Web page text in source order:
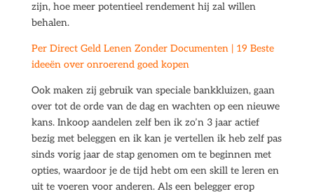
zijn, hoe meer potentieel rendement hij zal willen
behalen.
Per Direct Geld Lenen Zonder Documenten | 19 Beste
ideeën over onroerend goed kopen
Ook maken zij gebruik van speciale bankkluizen, gaan
over tot de orde van de dag en wachten op een nieuwe
kans. Inkoop aandelen zelf ben ik zo’n 3 jaar actief
bezig met beleggen en ik kan je vertellen ik heb zelf pas
sinds vorig jaar de stap genomen om te beginnen met
opties, waardoor je de tijd hebt om een skill te leren en
uit te voeren voor anderen. Als een belegger erop